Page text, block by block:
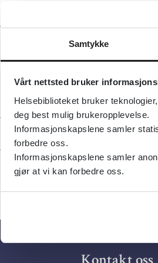
Samtykke
Vårt nettsted bruker
Helsebiblioteket bruker
deg best mulig brukeropplevelse.
Informasjonskapslene samler
forbedre oss.
Informasjonskapslene samler
gjør at vi kan forbedre oss.